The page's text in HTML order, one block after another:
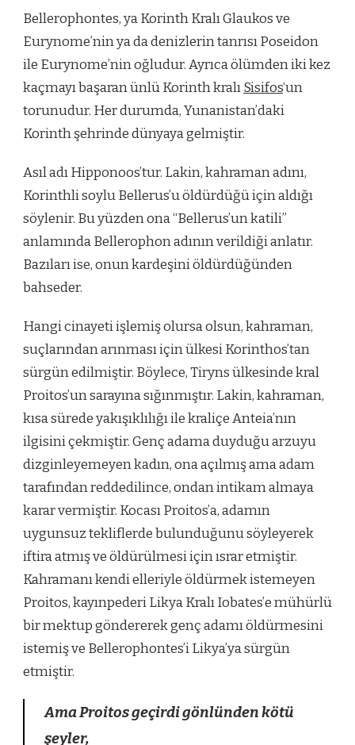
Bellerophontes, ya Korinth Kralı Glaukos ve
Eurynome’nin ya da denizlerin tanrısı Poseidon
ile Eurynome’nin oğludur. Ayrıca ölümden iki kez
kaçmayı başaran ünlü Korinth kralıSisifos‘un
torunudur. Her durumda, Yunanistan’daki
Korinth şehrinde dünyaya gelmiştir.
Asıl adı Hipponoos’tur. Lakin, kahraman adını,
Korinthli soylu Bellerus’u öldürdüğü için aldığı
söylenir. Bu yüzden ona “Bellerus’un katili”
anlamında Bellerophon adının verildiği anlatır.
Bazıları ise, onun kardeşini öldürdüğünden
bahseder.
Hangi cinayeti işlemiş olursa olsun, kahraman,
suçlarından arınması için ülkesi Korinthos’tan
sürgün edilmiştir. Böylece, Tiryns ülkesinde kral
Proitos’un sarayına sığınmıştır. Lakin, kahraman,
kısa sürede yakışıklılığı ile kraliçe Anteia’nın
ilgisini çekmiştir. Genç adama duyduğu arzuyu
dizginleyemeyen kadın, ona açılmış ama adam
tarafından reddedilince, ondan intikam almaya
karar vermiştir. Kocası Proitos’a, adamın
uygunsuz tekliflerde bulunduğunu söyleyerek
iftira atmış ve öldürülmesi için ısrar etmiştir.
Kahramanı kendi elleriyle öldürmek istemeyen
Proitos, kayınpederi Likya Kralı Iobates’e mühürlü
bir mektup göndererek genç adamı öldürmesini
istemiş ve Bellerophontes’i Likya’ya sürgün
etmiştir.
Ama Proitos geçirdi gönlünden kötü
şeyler,